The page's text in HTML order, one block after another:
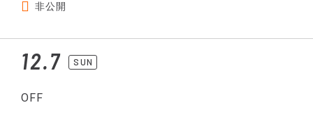
非公開
12.7 SUN
OFF